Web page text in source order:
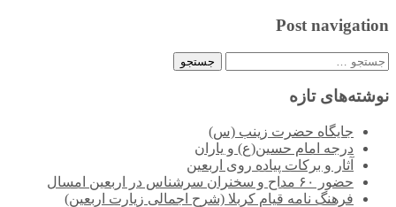
Post navigation
جستجو
نوشته‌های تازه
جایگاه حضرت زینب (س)
درجه امام حسین(ع) و یاران
آثار و برکات پیاده روی اربعین
حضور ۶۰ مداح و سخنران سرشناس در اربعین امسال
فرهنگ نامه قیام کربلا (شرح اجمالی زیارت اربعین)